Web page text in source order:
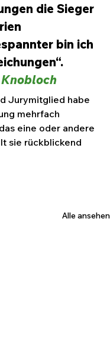
die Sieger
bin ich
Jurymitglied habe
mehrfach
eine oder andere
sie rückblickend
Alle ansehen